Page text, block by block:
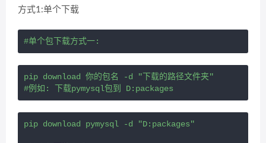
方式1:单个下载
#单个包下载方式一:
pip download 你的包名 -d "下载的路径文件夹"
#例如: 下载pymysql包到 D:packages
pip download pymysql -d "D:packages"